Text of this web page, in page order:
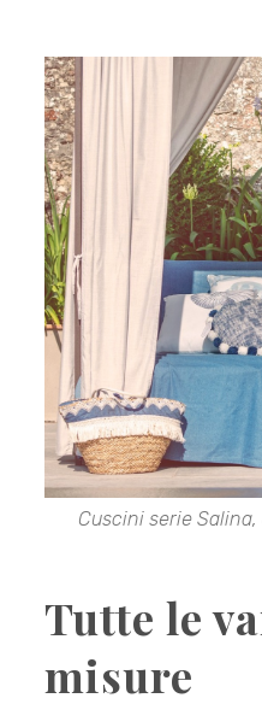
Cuscini serie
Tutte le
misure